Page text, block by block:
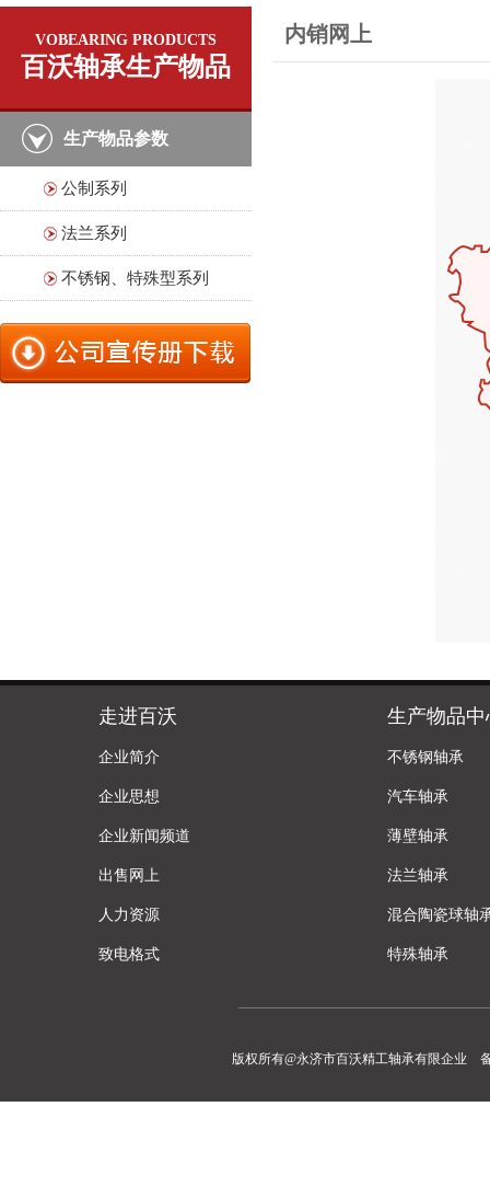
VOBEARING PRODUCTS
百沃轴承生产物品
生产物品参数
公制系列
法兰系列
不锈钢、特殊型系列
内销网上
走进百沃
企业简介
企业思想
企业新闻频道
出售网上
人力资源
致电格式
生产物品中
不锈钢轴承
汽车轴承
薄壁轴承
法兰轴承
混合陶瓷球轴
特殊轴承
版权所有@永济市百沃精工轴承有限企业